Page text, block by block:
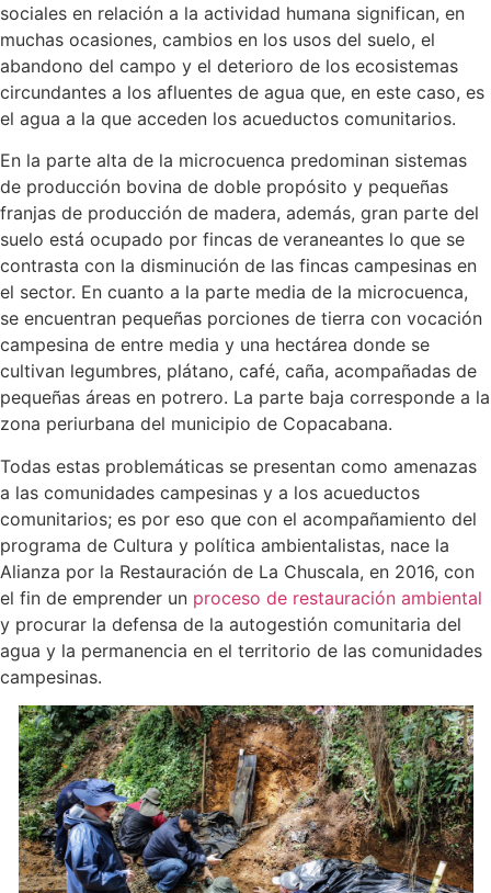
sociales en relación a la actividad humana significan, en
muchas ocasiones, cambios en los usos del suelo, el
abandono del campo y el deterioro de los ecosistemas
circundantes a los afluentes de agua que, en este caso, es
el agua a la que acceden los acueductos comunitarios.
En la parte alta de la microcuenca predominan sistemas
de producción bovina de doble propósito y pequeñas
franjas de producción de madera, además, gran parte del
suelo está ocupado por fincas de veraneantes lo que se
contrasta con la disminución de las fincas campesinas en
el sector. En cuanto a la parte media de la microcuenca,
se encuentran pequeñas porciones de tierra con vocación
campesina de entre media y una hectárea donde se
cultivan legumbres, plátano, café, caña, acompañadas de
pequeñas áreas en potrero. La parte baja corresponde a la
zona periurbana del municipio de Copacabana.
Todas estas problemáticas se presentan como amenazas
a las comunidades campesinas y a los acueductos
comunitarios; es por eso que con el acompañamiento del
programa de Cultura y política ambientalistas, nace la
Alianza por la Restauración de La Chuscala, en 2016, con
el fin de emprender un proceso de restauración ambiental
y procurar la defensa de la autogestión comunitaria del
agua y la permanencia en el territorio de las comunidades
campesinas.